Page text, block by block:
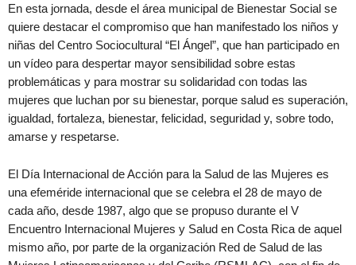
En esta jornada, desde el área municipal de Bienestar Social se
quiere destacar el compromiso que han manifestado los niños y
niñas del Centro Sociocultural “El Ángel”, que han participado en
un vídeo para despertar mayor sensibilidad sobre estas
problemáticas y para mostrar su solidaridad con todas las
mujeres que luchan por su bienestar, porque salud es superación,
igualdad, fortaleza, bienestar, felicidad, seguridad y, sobre todo,
amarse y respetarse.
El Día Internacional de Acción para la Salud de las Mujeres es
una efeméride internacional que se celebra el 28 de mayo de
cada año, desde 1987, algo que se propuso durante el V
Encuentro Internacional Mujeres y Salud en Costa Rica de aquel
mismo año, por parte de la organización Red de Salud de las